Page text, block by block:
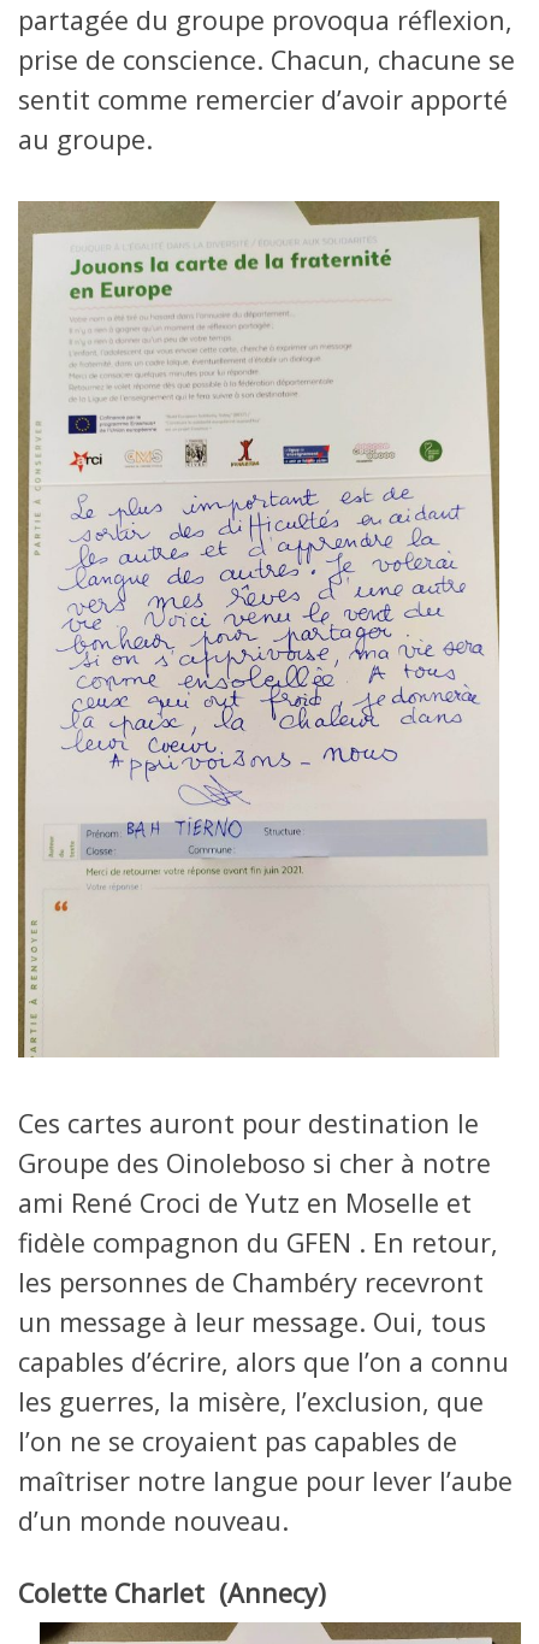
partagée du groupe provoqua réflexion,
prise de conscience. Chacun, chacune se
sentit comme remercier d’avoir apporté
au groupe.
Ces cartes auront pour destination le
Groupe des Oinoleboso si cher à notre
ami René Croci de Yutz en Moselle et
fidèle compagnon du GFEN . En retour,
les personnes de Chambéry recevront
un message à leur message. Oui, tous
capables d’écrire, alors que l’on a connu
les guerres, la misère, l’exclusion, que
l’on ne se croyaient pas capables de
maîtriser notre langue pour lever l’aube
d’un monde nouveau.
Colette Charlet (Annecy)